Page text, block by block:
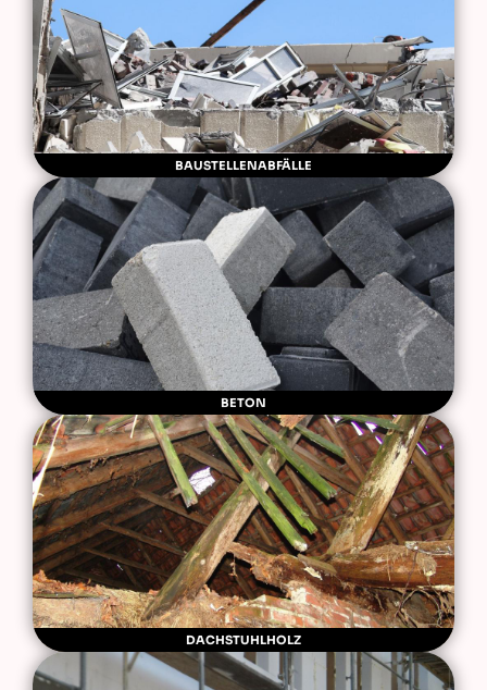
BAUSTELLENABFÄLLE
BETON
DACHSTUHLHOLZ